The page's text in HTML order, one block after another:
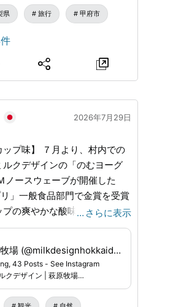
わらじでは、夏の清流でた
尾ずつ丁寧に塩焼きにしてご
み。 自然の恵みを、そのま
でいただ
懐かしく、時間がゆっくりと
す🌿 忙しい毎日を
と、心安
さまのお越しをスタッフ一
ます✨🍀
県 旅行 甲府市
2026年7月29日
ップ味】 ７月より、村内での
クデザインの「のむヨーグ
」一般食品部門で金賞を受賞
く、お土産にも、旅のお供に
村にお越しの
クデザインは
ェッドミルクを加工し、牛
チーズやバター等の製造も行
… さらに表示
ミルクデザイン | 萩原牧場 (@milkdesignhokkaido) • Instagram photos and videos
43 Posts - See Instagram
クデザイン | 萩原牧場